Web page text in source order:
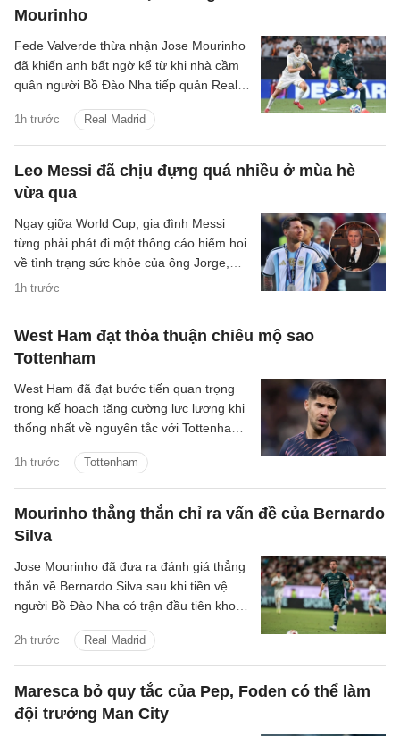
Mourinho
1h trước Real Madrid
Fede Valverde thừa nhận Jose Mourinho
đã khiến anh bất ngờ kể từ khi nhà cầm
quân người Bồ Đào Nha tiếp quản Real
Leo Messi đã chịu đựng quá nhiều ở mùa hè
vừa qua
1h trước
Ngay giữa World Cup, gia đình Messi
từng phải phát đi một thông cáo hiếm hoi
về tình trạng sức khỏe của ông Jorge,
đồng thời kêu gọi truyền thông và công
quan đến sức khỏe của một con người.
West Ham đạt thỏa thuận chiêu mộ sao
Tottenham
1h trước Tottenham
West Ham đã đạt bước tiến quan trọng
trong kế hoạch tăng cường lực lượng khi
thống nhất về nguyên tắc với Tottenham
Mourinho thẳng thắn chỉ ra vấn đề của Bernardo
Silva
2h trước Real Madrid
Jose Mourinho đã đưa ra đánh giá thẳng
thắn về Bernardo Silva sau khi tiền vệ
người Bồ Đào Nha có trận đầu tiên khoác
Maresca bỏ quy tắc của Pep, Foden có thể làm
đội trưởng Man City